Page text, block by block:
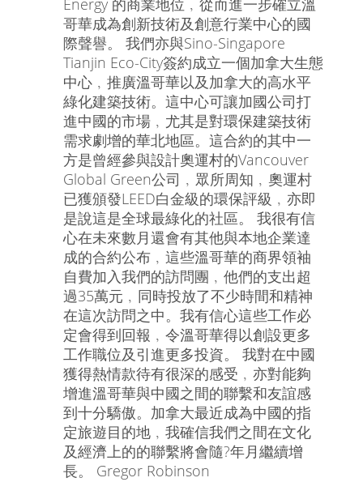
Energy 的商業地位﹐從而進一步確立溫
哥華成為創新技術及創意行業中心的國
際聲譽。 我們亦與Sino-Singapore
Tianjin Eco-City簽約成立一個加拿大生態
中心﹐推廣溫哥華以及加拿大的高水平
綠化建築技術。這中心可讓加國公司打
進中國的市場﹐尤其是對環保建築技術
需求劇增的華北地區。這合約的其中一
方是曾經參與設計奧運村的Vancouver
Global Green公司﹐眾所周知﹐奧運村
已獲頒發LEED白金級的環保評級﹐亦即
是說這是全球最綠化的社區。 我很有信
心在未來數月還會有其他與本地企業達
成的合約公布﹐這些溫哥華的商界領袖
自費加入我們的訪問團﹐他們的支出超
過35萬元﹐同時投放了不少時間和精神
在這次訪問之中。我有信心這些工作必
定會得到回報﹐令溫哥華得以創設更多
工作職位及引進更多投資。 我對在中國
獲得熱情款待有很深的感受﹐亦對能夠
增進溫哥華與中國之間的聯繫和友誼感
到十分驕傲。加拿大最近成為中國的指
定旅遊目的地﹐我確信我們之間在文化
及經濟上的的聯繫將會隨?年月繼續增
長。 Gregor Robinson